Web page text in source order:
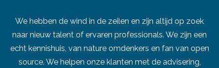
We hebben de wind in de zeilen en zijn altijd op zoek
naar nieuw talent of ervaren professionals. We zijn een
echt kennishuis, van nature omdenkers en fan van open
source. We helpen onze klanten met de advisering,